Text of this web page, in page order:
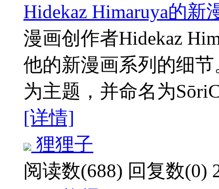
Hidekaz Himaruya的
漫画创作者Hidekaz
他的新漫画系列的细
为主题，并命名为
[详情]
狸狸子
阅读数(688) 回复数(0)